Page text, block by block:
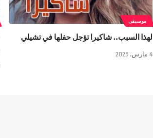
موسيقى
لهذا السبب.. شاكيرا تؤجل حفلها في تشيلي
4 مارس، 2025